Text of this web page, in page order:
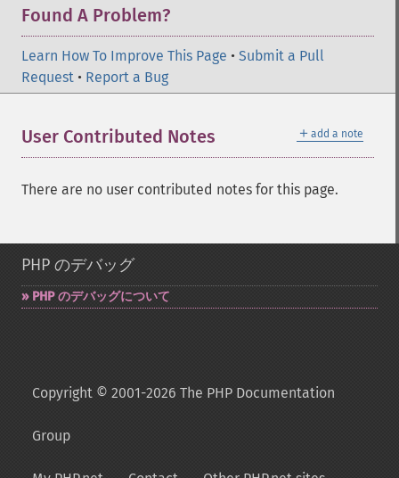
Found A Problem?
Learn How To Improve This Page • Submit a Pull
Request • Report a Bug
＋ add a note
User Contributed Notes
There are no user contributed notes for this page.
PHP のデバッグ
PHP のデバッグについて
Copyright © 2001-2026 The PHP Documentation
Group